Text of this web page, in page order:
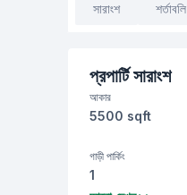
সারাংশ শর্তাবলি
প্রপার্টি সারাংশ
আকার
5500 sqft
গাড়ী পার্কিং
1